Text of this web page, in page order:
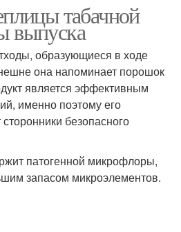
табачной
образующиеся в ходе
она напоминает порошок
является эффективным
именно поэтому его
безопасного
патогенной микрофлоры,
запасом микроэлементов.